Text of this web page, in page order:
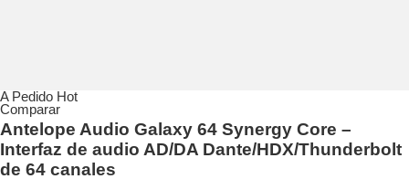
A Pedido Hot
Comparar
Antelope Audio Galaxy 64 Synergy Core –
Interfaz de audio AD/DA Dante/HDX/Thunderbolt
de 64 canales